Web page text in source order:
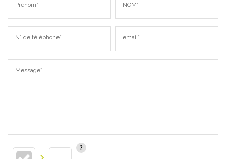
Prénom* NOM*
N° de téléphone* email*
Message*